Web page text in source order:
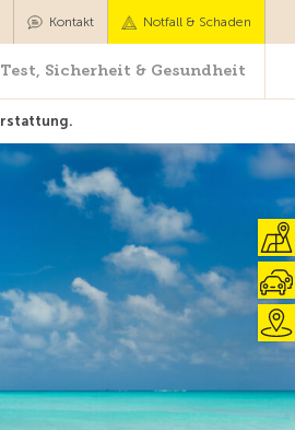
Sicherheit & Gesundheit
Kontakt Notfall & Schaden
Test, Sicherheit & Gesundheit
Zur Übersicht